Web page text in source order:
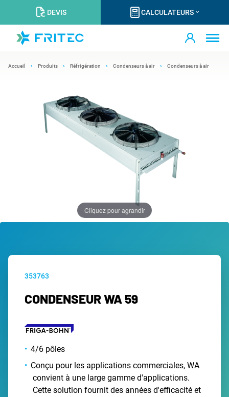
DEVIS CALCULATEURS
Accueil Produits Réfrigération Condenseurs à air Condenseurs à air
Cliquez pour agrandir
353763
CONDENSEUR WA 59
4/6 pôles
Conçu pour les applications commerciales, WA
convient à une large gamme d'applications.
Cette solution fournit des années d'efficacité et